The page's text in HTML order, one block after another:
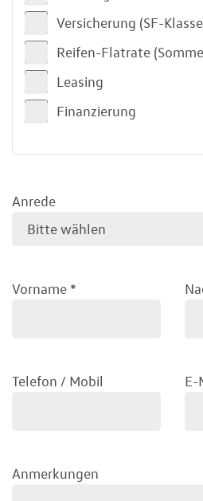
Versicherung (SF-
Reifen-Flatrate
Leasing
Finanzierung
Anrede
Vorname *
Telefon / Mobil E-
Anmerkungen